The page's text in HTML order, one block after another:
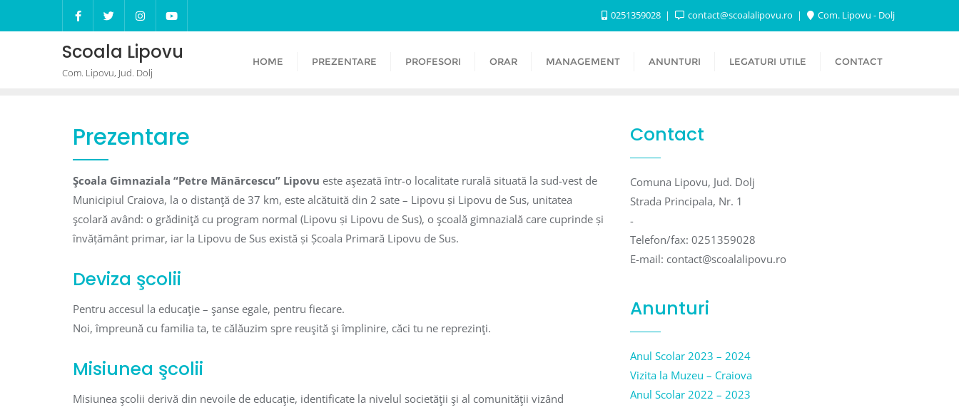
to
0251359028 contact@scoalalipovu.ro Com. Lipovu - Dolj
Scoala Lipovu
Com. Lipovu, Jud. Dolj
HOME PREZENTARE PROFESORI ORAR MANAGEMENT ANUNTURI LEGATURI UTILE CONTACT
Prezentare
Şcoala Gimnaziala “Petre Mănărcescu” Lipovu este aşezată într-o localitate rurală situată la sud-vest de
Municipiul Craiova, la o distanţă de 37 km, este alcătuită din 2 sate – Lipovu și Lipovu de Sus, unitatea
şcolară având: o grădiniţă cu program normal (Lipovu și Lipovu de Sus), o şcoală gimnazială care cuprinde și
învățământ primar, iar la Lipovu de Sus există și Școala Primară Lipovu de Sus.
Deviza şcolii
Pentru accesul la educaţie – şanse egale, pentru fiecare.
Noi, împreună cu familia ta, te călăuzim spre reuşită şi împlinire, căci tu ne reprezinţi.
Misiunea şcolii
Misiunea şcolii derivă din nevoile de educaţie, identificate la nivelul societăţii şi al comunităţii vizând
Contact
Comuna Lipovu, Jud. Dolj
Strada Principala, Nr. 1
-
Telefon/fax: 0251359028
E-mail: contact@scoalalipovu.ro
Anunturi
Anul Scolar 2023 – 2024
Vizita la Muzeu – Craiova
Anul Scolar 2022 – 2023